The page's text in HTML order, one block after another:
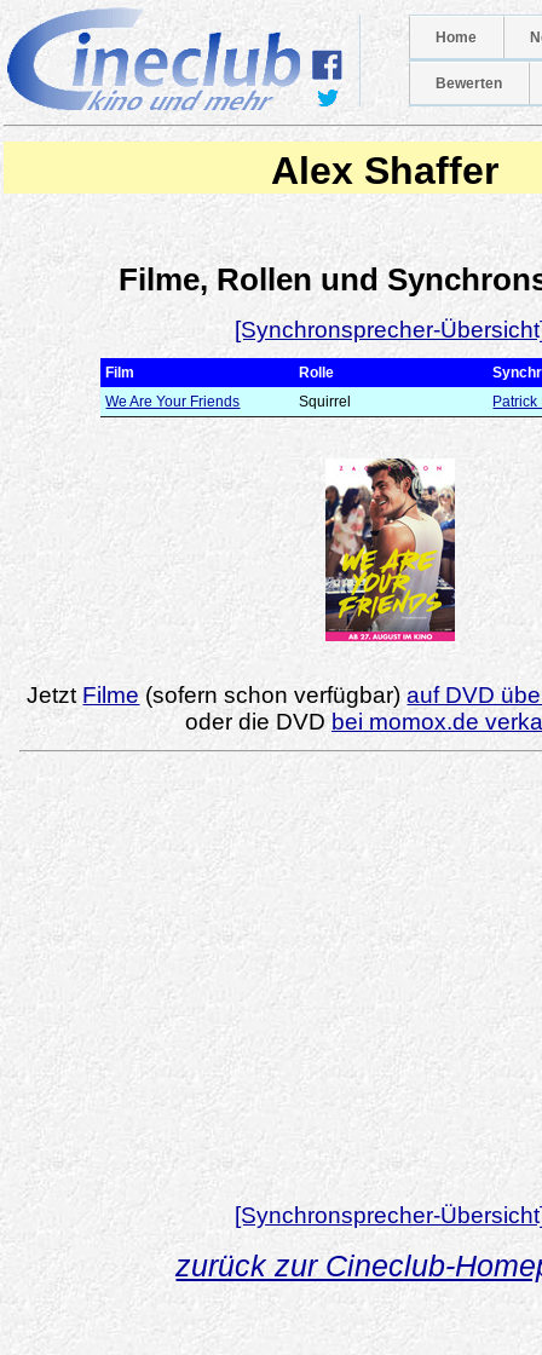
Home
Bewerten
Alex Shaffer
Filme, Rollen und
[Synchronsprecher-
Film Rolle
We Are Your Friends
Squirrel Patrick
Jetzt Filme (sofern schon verfügbar)auf DVD
oder die DVD bei momox.de
[Synchronsprecher-
zurück zur Cineclub-